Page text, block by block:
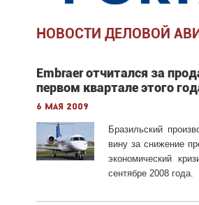
НОВОСТИ ДЕЛОВОЙ
Embraer отчитался за
первом квартале этого
6 мая 2009
Бразильский
вину за снижение
экономический
сентябре 2008 года.